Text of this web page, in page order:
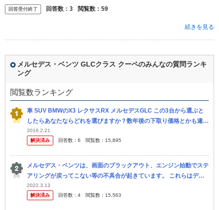
回答受付終了 回答数： 3 閲覧数： 59
続きを見る
メルセデス・ベンツ GLCクラス クーペのみんなの質問ランキ
ング
閲覧数ランキング
車 SUV BMWのX3 レクサスRX メルセデスGLC この3台から選ぶと
したらあなたならどれを選びますか？数年後の下取り価格とかも違い
でてきますかね。 X1 NX GLAの方がいいって意見...
2016.2.21
解決済み
回答数： 6 閲覧数： 15,895
メルセデス・ベンツは、画面のブラックアウト、エンジン始動でステ
アリングが戻ってこない等の不具合が起きています。 これらはディ
ーラーによると日本の気候や走行環境のためだと言われました。 で
は、ヨー...
2022.3.13
解決済み
回答数： 4 閲覧数： 15,563